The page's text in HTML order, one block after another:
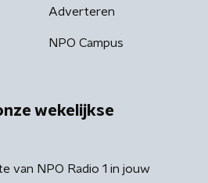
Adverteren
NPO Campus
wekelijkse
van NPO Radio 1 in jouw